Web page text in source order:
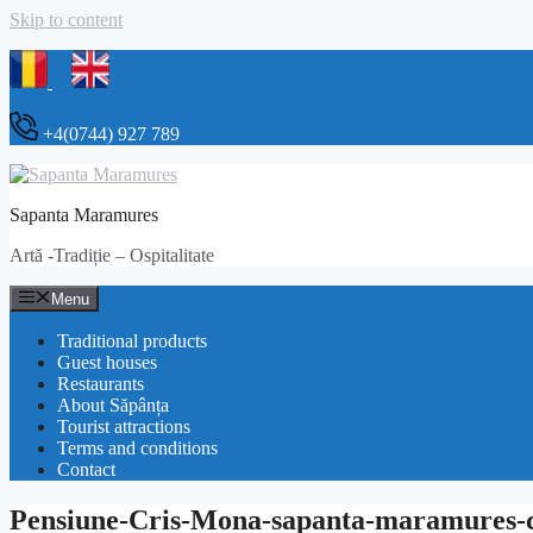
Skip to content
+4(0744) 927 789
Sapanta Maramures
Artă -Tradiție – Ospitalitate
Menu
Traditional products
Guest houses
Restaurants
About Săpânța
Tourist attractions
Terms and conditions
Contact
Pensiune-Cris-Mona-sapanta-maramures-